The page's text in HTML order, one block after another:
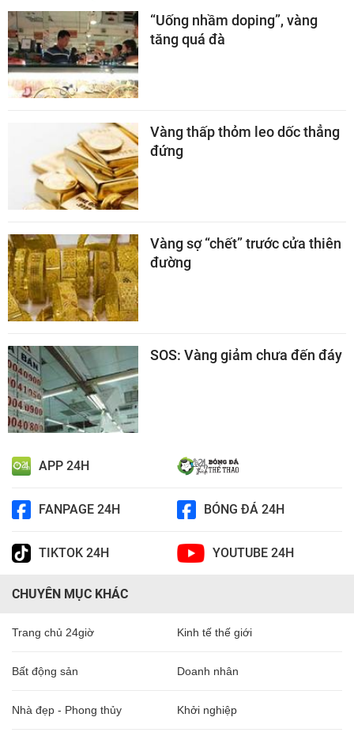
“Uống nhầm doping”, vàng
tăng quá đà
Vàng thấp thỏm leo dốc thẳng
đứng
Vàng sợ “chết” trước cửa thiên
đường
SOS: Vàng giảm chưa đến đáy
APP 24H
FANPAGE 24H BÓNG ĐÁ 24H
TIKTOK 24H YOUTUBE 24H
CHUYÊN MỤC KHÁC
Trang chủ 24giờ Kinh tế thế giới
Bất động sản Doanh nhân
Nhà đẹp - Phong thủy Khởi nghiệp